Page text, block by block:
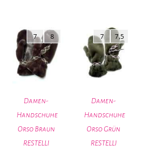
Damen-
Handschuhe
Orso Braun
RESTELLI
7 8
Damen-
Handschuhe
Orso Grün
RESTELLI
7 7,5